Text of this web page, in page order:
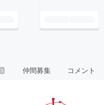
3 仲間募集 コメント